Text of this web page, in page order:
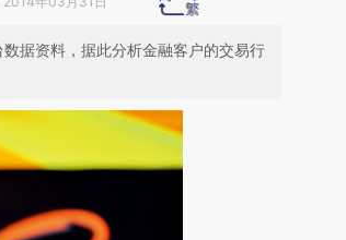
据资料，据此分析金融客户的交易行